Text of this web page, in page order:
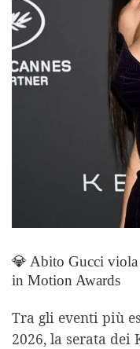
💎 Abito Gucci viola
in Motion Awards
Tra gli eventi più
2026, la serata dei